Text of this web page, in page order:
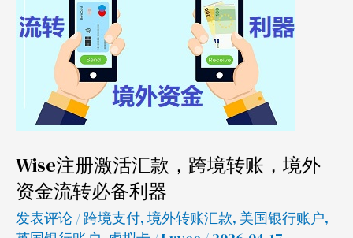
Wise注册激活汇款，跨境转账，境外
资金流转必备利器
发表评论 /跨境支付, 境外转账汇款, 美国银行账户,
汇
境
外
资